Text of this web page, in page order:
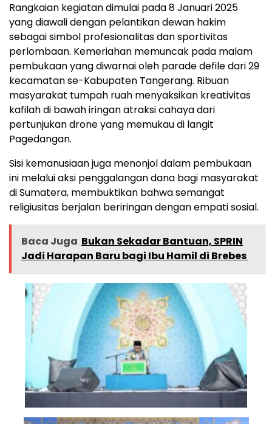
Rangkaian kegiatan dimulai pada 8 Januari 2025
yang diawali dengan pelantikan dewan hakim
sebagai simbol profesionalitas dan sportivitas
perlombaan. Kemeriahan memuncak pada malam
pembukaan yang diwarnai oleh parade defile dari 29
kecamatan se-Kabupaten Tangerang. Ribuan
masyarakat tumpah ruah menyaksikan kreativitas
kafilah di bawah iringan atraksi cahaya dari
pertunjukan drone yang memukau di langit
Pagedangan.
Sisi kemanusiaan juga menonjol dalam pembukaan
ini melalui aksi penggalangan dana bagi masyarakat
di Sumatera, membuktikan bahwa semangat
religiusitas berjalan beriringan dengan empati sosial.
Baca Juga Bukan Sekadar Bantuan, SPRIN
Jadi Harapan Baru bagi Ibu Hamil di Brebes